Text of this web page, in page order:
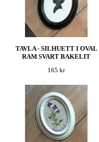
TAVLA - SILHUETT I OVAL
RAM SVART BAKELIT
165 kr